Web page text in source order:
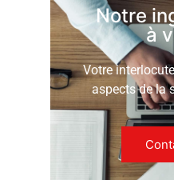
Notre
à
Votre
aspects de la